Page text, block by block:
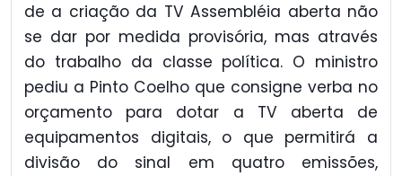
de a criação da TV Assembléia aberta não
se dar por medida provisória, mas através
do trabalho da classe política. O ministro
pediu a Pinto Coelho que consigne verba no
orçamento para dotar a TV aberta de
equipamentos digitais, o que permitirá a
divisão do sinal em quatro emissões,